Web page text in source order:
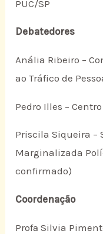
PUC/SP
Debatedores
Anália Ribeiro –
ao Tráfico de
Pedro Illes –
Priscila Siqueira –
Marginalizada
confirmado)
Coordenação
Profª Silvia